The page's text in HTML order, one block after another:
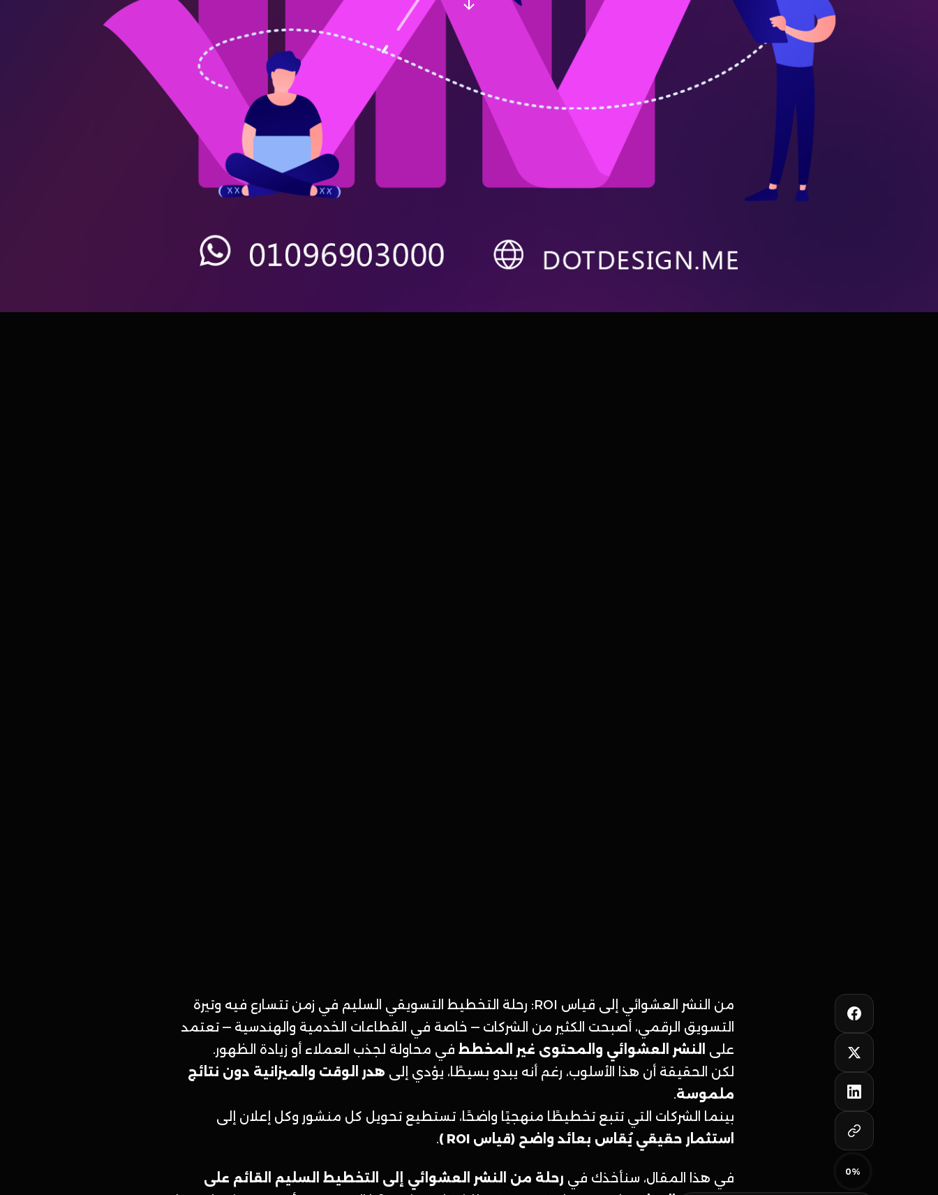
0%
من النشر العشوائي إلى قياس ROI: رحلة التخطيط التسويقي السليم في زمن تتسارع فيه وتيرة
التسويق الرقمي، أصبحت الكثير من الشركات — خاصة في القطاعات الخدمية والهندسية — تعتمد
على
النشر العشوائي والمحتوى غير المخطط في محاولة لجذب العملاء أو زيادة الظهور.
لكن الحقيقة أن هذا الأسلوب، رغم أنه يبدو بسيطًا، يؤدي إلى هدر الوقت والميزانية دون نتائج
ملموسة.
بينما الشركات التي تتبع تخطيطًا منهجيًا واضحًا، تستطيع تحويل كل منشور وكل إعلان إلى
استثمار حقيقي يُقاس بعائد واضح (قياس ROI )
.
في هذا المقال، سنأخذك في رحلة من النشر العشوائي إلى التخطيط السليم القائم على